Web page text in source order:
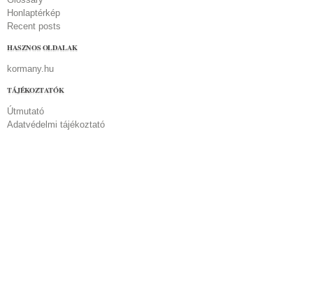
Honlaptérkép
Recent posts
HASZNOS OLDALAK
kormany.hu
TÁJÉKOZTATÓK
Útmutató
Adatvédelmi tájékoztató